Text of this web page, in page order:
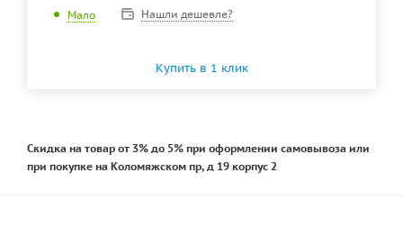
Мало Нашли дешевле?
Купить в 1 клик
Скидка на товар от 3% до 5% при оформлении самовывоза или
при покупке на Коломяжском пр, д 19 корпус 2